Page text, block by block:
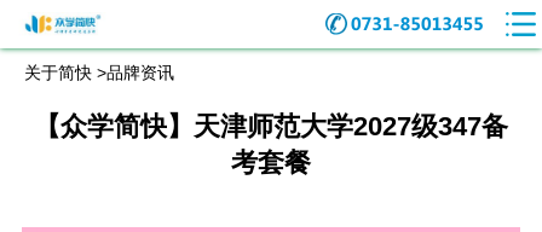
关于简快 >品牌资讯
【众学简快】天津师范大学2027级347备
考套餐